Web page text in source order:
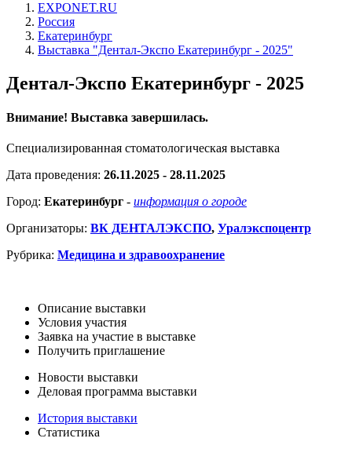
EXPONET.RU
Россия
Екатеринбург
Выставка "Дентал-Экспо Екатеринбург - 2025"
Дентал-Экспо Екатеринбург - 2025
Внимание! Выставка завершилась.
Специализированная стоматологическая выставка
Дата проведения: 26.11.2025 - 28.11.2025
Город: Екатеринбург - информация о городе
Организаторы: ВК ДЕНТАЛЭКСПО, Уралэкспоцентр
Рубрика: Медицина и здравоохранение
Описание выставки
Условия участия
Заявка на участие в выставке
Получить приглашение
Новости выставки
Деловая программа выставки
История выставки
Статистика